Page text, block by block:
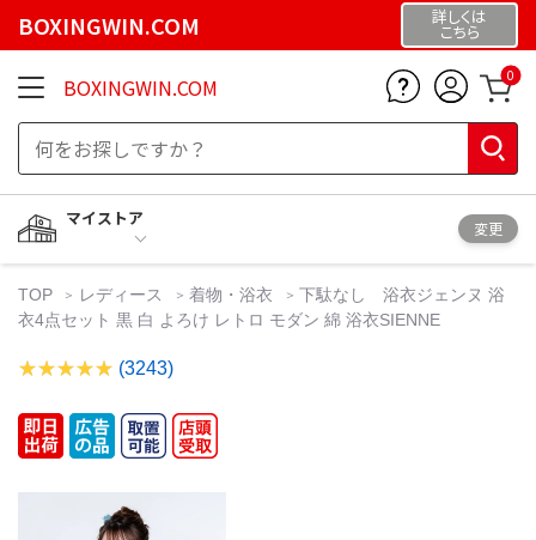
BOXINGWIN.COM 詳しくは
こちら
BOXINGWIN.COM 0
マイストア
変更
TOP レディース 着物・浴衣
下駄なし 浴衣ジェンヌ 浴
衣4点セット 黒 白 よろけ レトロ モダン 綿 浴衣SIENNE
(3243)